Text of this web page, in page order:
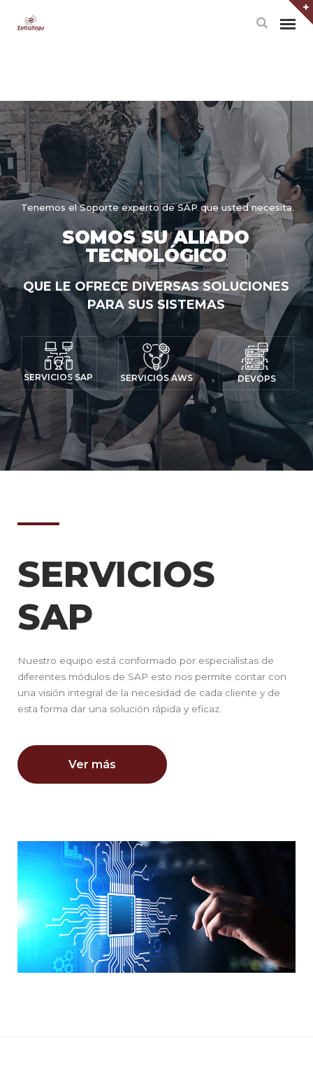
QUE LE OFRECE DIVERSAS SOLUCIONES
PARA SUS SISTEMAS
Tenemos el Soporte experto de SAP que usted necesita.
DEVOPS
SERVICIOS SAP SERVICIOS AWS
SOMOS SU ALIADO
TECNOLÓGICO
SERVICIOS
SAP
Nuestro equipo está conformado por especialistas de
diferentes módulos de SAP esto nos permite contar con
una visión integral de la necesidad de cada cliente y de
esta forma dar una solución rápida y eficaz.
Ver más